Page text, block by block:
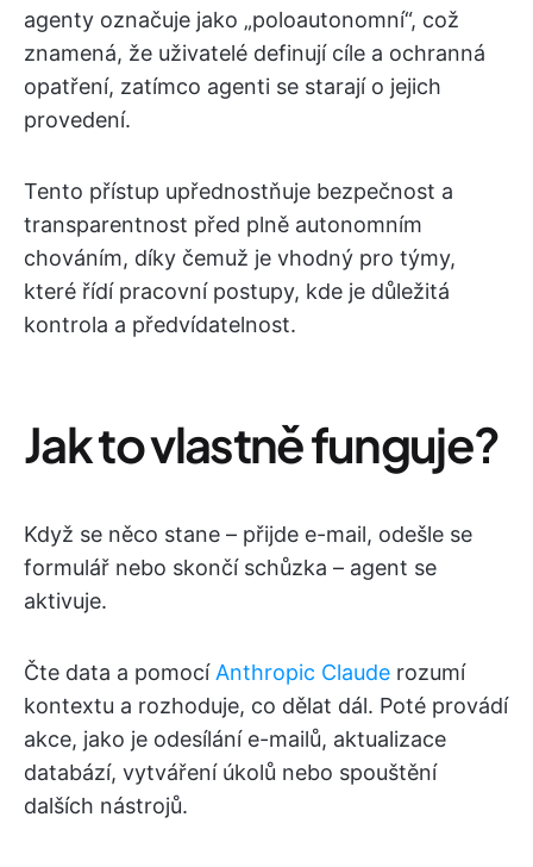
agenty označuje jako „poloautonomní“, což
znamená, že uživatelé definují cíle a ochranná
opatření, zatímco agenti se starají o jejich
provedení.
Tento přístup upřednostňuje bezpečnost a
transparentnost před plně autonomním
chováním, díky čemuž je vhodný pro týmy,
které řídí pracovní postupy, kde je důležitá
kontrola a předvídatelnost.
Jak to vlastně funguje?
Když se něco stane – přijde e-mail, odešle se
formulář nebo skončí schůzka – agent se
aktivuje.
Čte data a pomocí Anthropic Claude rozumí
kontextu a rozhoduje, co dělat dál. Poté provádí
akce, jako je odesílání e-mailů, aktualizace
databází, vytváření úkolů nebo spouštění
dalších nástrojů.